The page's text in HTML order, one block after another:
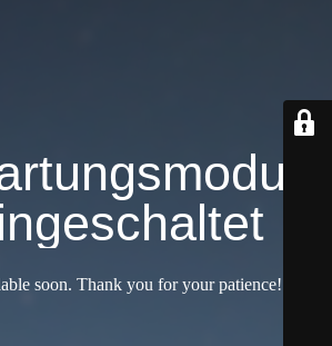
soon. Thank you for your patience!